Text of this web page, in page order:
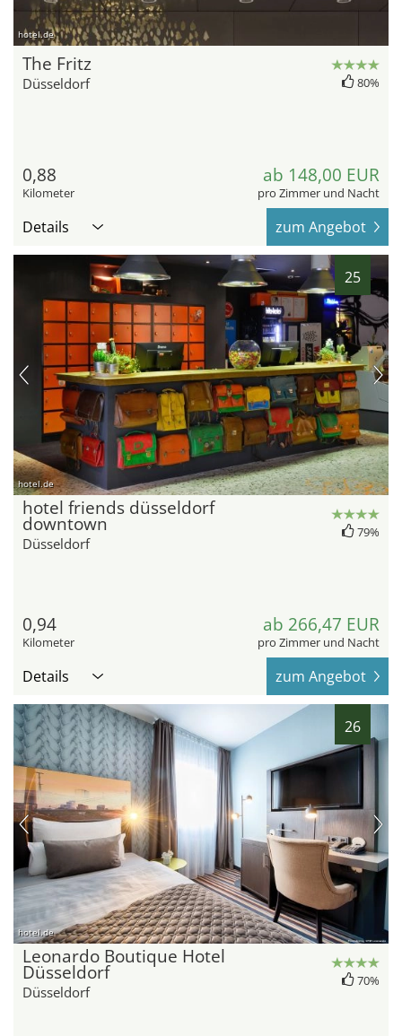
hotel.de
The Fritz
Düsseldorf 80%
0,88
Kilometer
ab 148,00 EUR
pro Zimmer und Nacht
Details zum Angebot
25
hotel.de
hotel friends düsseldorf
downtown
Düsseldorf
79%
0,94
Kilometer
ab 266,47 EUR
pro Zimmer und Nacht
Details zum Angebot
26
hotel.de
Leonardo Boutique Hotel
Düsseldorf
Düsseldorf
70%